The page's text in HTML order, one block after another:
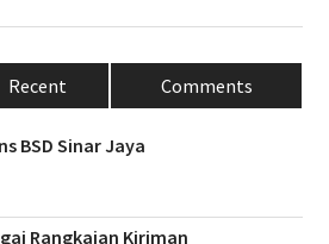
Recent Comments
BSD Sinar Jaya
Rangkaian Kiriman